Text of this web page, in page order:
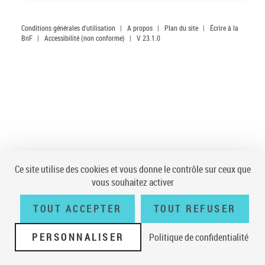
Conditions générales d'utilisation | A propos | Plan du site |
Écrire à la
BnF | Accessibilité (non conforme) | V 23.1.0
Ce site utilise des cookies et vous donne le contrôle sur ceux que
vous souhaitez activer
TOUT ACCEPTER TOUT REFUSER
PERSONNALISER Politique de confidentialité